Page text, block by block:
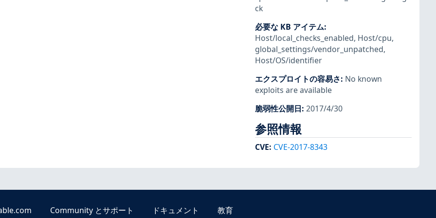
ck
必要な KB アイテム:
Host/local_checks_enabled, Host/cpu,
global_settings/vendor_unpatched,
Host/OS/identifier
エクスプロイトの容易さ: No known
exploits are available
脆弱性公開日: 2017/4/30
参照情報
CVE: CVE-2017-8343
Community とサポート ドキュメント 教育